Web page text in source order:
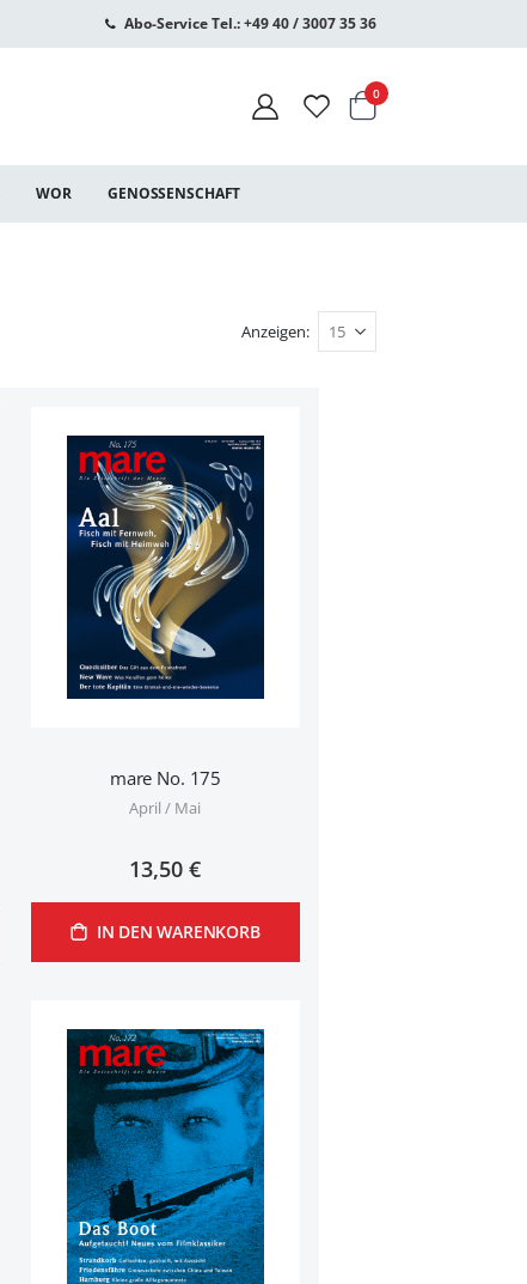
Abo-Service Tel.: +49 40 / 3007 35 36
Warenkorb
0Artikel
WOR GENOSSENSCHAFT
Anzeigen
mare No. 175
April / Mai
13,50 €
IN DEN WARENKORB